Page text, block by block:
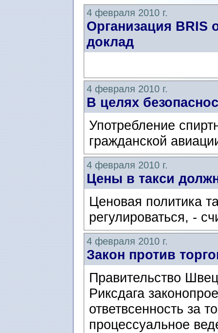
4 февраля 2010 г.
Организация BRIS
доклад
4 февраля 2010 г.
В целях
Употребление
гражданской
4 февраля 2010 г.
Цены в такси
Ценовая политика
регулироваться, -
4 февраля 2010 г.
Закон против
Правительство
Риксдага
ответвсенность за
процессуальное